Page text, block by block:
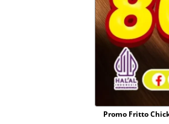
Promo Fritto